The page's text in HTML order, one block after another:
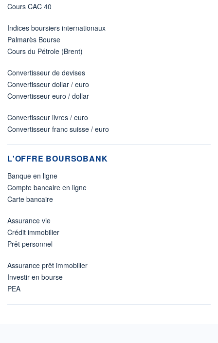
Cours CAC 40
Indices boursiers internationaux
Palmarès Bourse
Cours du Pétrole (Brent)
Convertisseur de devises
Convertisseur dollar / euro
Convertisseur euro / dollar
Convertisseur livres / euro
Convertisseur franc suisse / euro
L'OFFRE BOURSOBANK
Banque en ligne
Compte bancaire en ligne
Carte bancaire
Assurance vie
Crédit immobilier
Prêt personnel
Assurance prêt immobilier
Investir en bourse
PEA